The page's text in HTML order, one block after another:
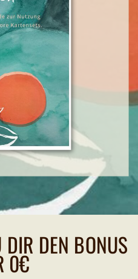
DIR DEN BONUS
0€